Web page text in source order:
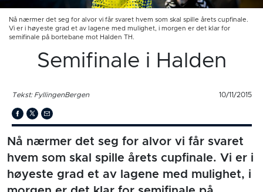
Nå nærmer det seg for alvor vi får svaret hvem som skal spille årets cupfinale.
Vi er i høyeste grad et av lagene med mulighet, i morgen er det klar for
semifinale på bortebane mot Halden TH.
Semifinale i Halden
Tekst: FyllingenBergen 10/11/2015
Nå nærmer det seg for alvor vi får svaret
hvem som skal spille årets cupfinale. Vi er i
høyeste grad et av lagene med mulighet, i